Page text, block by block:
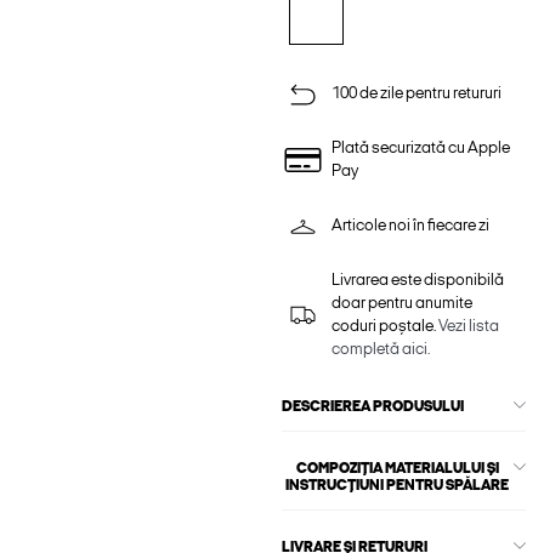
100 de zile pentru retururi
Plată securizată cu Apple
Pay
Articole noi în fiecare zi
Livrarea este disponibilă
doar pentru anumite
coduri poștale.Vezi lista
completă aici.
DESCRIEREA PRODUSULUI
COMPOZIȚIA MATERIALULUI ȘI
INSTRUCȚIUNI PENTRU SPĂLARE
LIVRARE ȘI RETURURI